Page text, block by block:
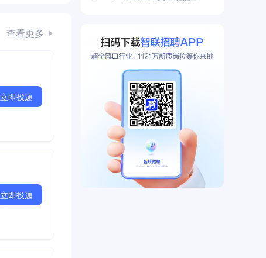
查看更多
立即投递
立即投递